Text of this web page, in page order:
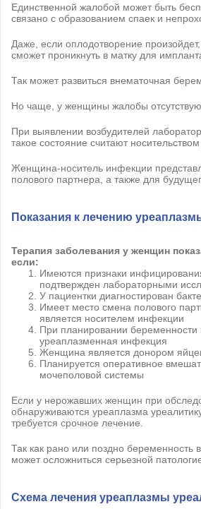
Единственной жалобой может быть
связано с образованием спаек и
Даже, если оплодотворение
сможет проникнуть в матку для
Так может развиться внематочная
Но чаще, у женщины жалобы
При выявлении возбудителей
такое состояние считают
Женщина-носитель инфекции
полового партнера, а также для
Показания к лечению
Терапия заболевания у женщин
если:
Имеются признаки
подтвержден лабораторными
У пациентки диагностирован
Имеет место смена полового
является носителем инфекции
При планировании беременности
уреаплазменная инфекция
Женщина является донором
Планируется оперативное
мочеполовой системы
Если у нерожавших женщин при
обнаруживаются уреаплазма
требуется срочное лечение.
Так как рано или поздно беременность
может осложниться серьезной
Схема лечения уреаплазмы